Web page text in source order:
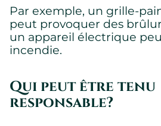
Par exemple, un grille-
peut provoquer des
un appareil électrique
incendie.
Qui peut être tenu
responsable?